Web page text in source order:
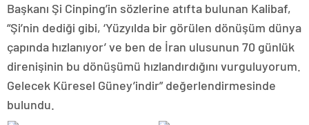
Başkanı Şi Cinping’in sözlerine atıfta bulunan Kalibaf,
“Şi’nin dediği gibi, ‘Yüzyılda bir görülen dönüşüm dünya
çapında hızlanıyor’ ve ben de İran ulusunun 70 günlük
direnişinin bu dönüşümü hızlandırdığını vurguluyorum.
Gelecek Küresel Güney’indir” değerlendirmesinde
bulundu.